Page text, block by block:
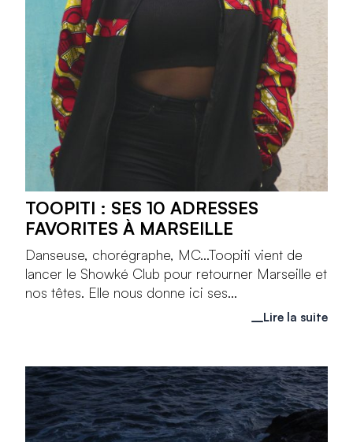
TOOPITI : SES 10 ADRESSES
FAVORITES À MARSEILLE
Danseuse, chorégraphe, MC...Toopiti vient de
lancer le Showké Club pour retourner Marseille et
nos têtes. Elle nous donne ici ses...
Lire la suite